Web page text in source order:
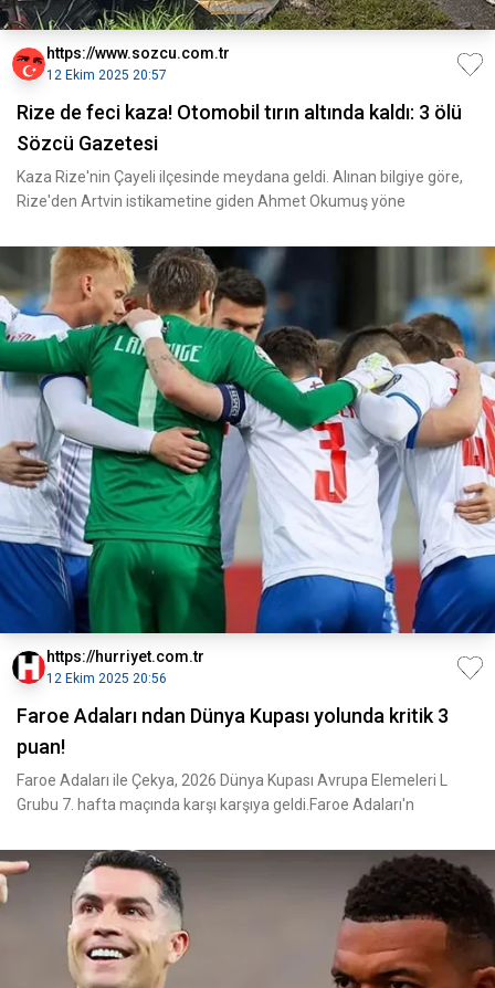
https://www.sozcu.com.tr
12 Ekim 2025 20:57
Rize de feci kaza! Otomobil tırın altında kaldı: 3 ölü
Sözcü Gazetesi
Kaza Rize'nin Çayeli ilçesinde meydana geldi. Alınan bilgiye göre,
Rize'den Artvin istikametine giden Ahmet Okumuş yöne
https://hurriyet.com.tr
12 Ekim 2025 20:56
Faroe Adaları ndan Dünya Kupası yolunda kritik 3
puan!
Faroe Adaları ile Çekya, 2026 Dünya Kupası Avrupa Elemeleri L
Grubu 7. hafta maçında karşı karşıya geldi.Faroe Adaları'n